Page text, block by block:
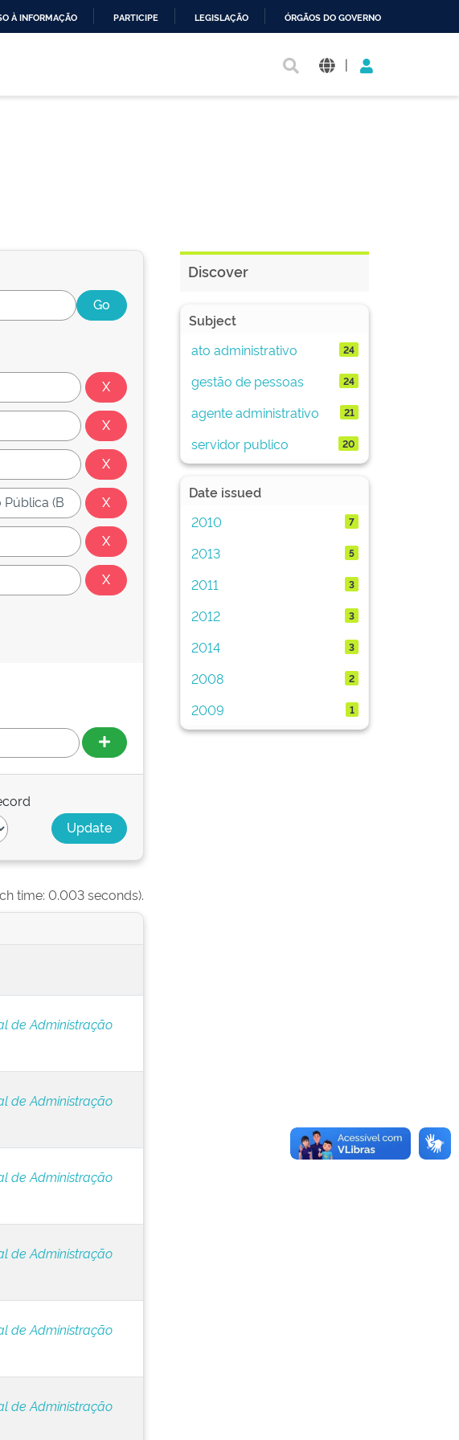
À INFORMAÇÃO PARTICIPE LEGISLAÇÃO ÓRGÃOS DO GOVERNO
|
time: 0.003 seconds).
de Administração
de Administração
de Administração
de Administração
de Administração
de Administração
Discover
Subject
ato administrativo
24
gestão de pessoas 24
agente administrativo 21
servidor publico 20
Date issued
2010
7
2013 5
2011 3
2012 3
2014 3
2008 2
2009 1